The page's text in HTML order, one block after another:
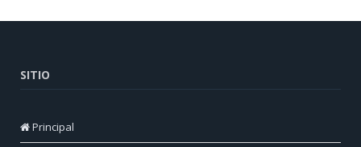
SITIO
Principal